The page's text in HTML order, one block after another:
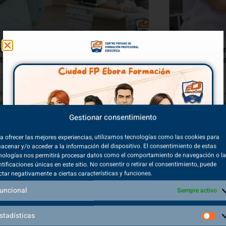
Gestionar consentimiento
ofrecer las mejores experiencias, utilizamos tecnologías como las cookies para
y/o acceder a la información del dispositivo. El consentimiento de estas
nos permitirá procesar datos como el comportamiento de navegación o
únicas en este sitio. No consentir o retirar el consentimiento, puede
negativamente a ciertas características y funciones.
Siempre activo
combinados en cáncer:
todo esto funcione correctamente, es
una planificación precisa y una correcta
técnica, donde los especialistas en...
MÁS
FP en
en la Élite de
05/03/2026
Descubre por
Radioterapia y
VER MÁS